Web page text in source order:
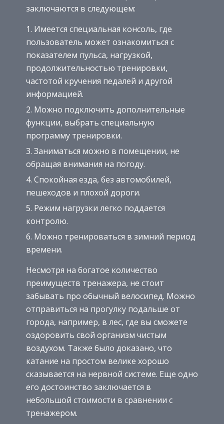
заключаются в следующем:
Имеется специальная консоль, где
пользователь может ознакомиться с
показателем пульса, нагрузкой,
продолжительностью тренировки,
частотой кручения педалей и другой
информацией.
Можно подключить дополнительные
функции, выбрать специальную
программу тренировки.
Заниматься можно в помещении, не
обращая внимания на погоду.
Спокойная езда, без автомобилей,
пешеходов и плохой дороги.
Режим нагрузки легко поддается
контролю.
Можно тренироваться в зимний период
времени.
Несмотря на богатое количество
преимуществ тренажера, не стоит
забывать про обычный велосипед. Можно
отправиться на прогулку подальше от
города, например, в лес, где вы сможете
оздоровить свой организм чистым
воздухом. Также было доказано, что
катание на простом велике хорошо
сказывается на нервной системе. Еще одно
его достоинство заключается в
небольшой стоимости в сравнении с
тренажером.